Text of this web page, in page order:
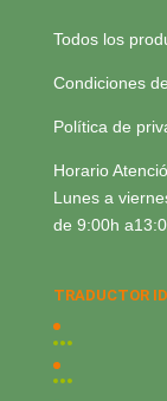
Todos los
Condiciones
Política de
Horario
Lunes a
de 9:00h
TRADUCTOR